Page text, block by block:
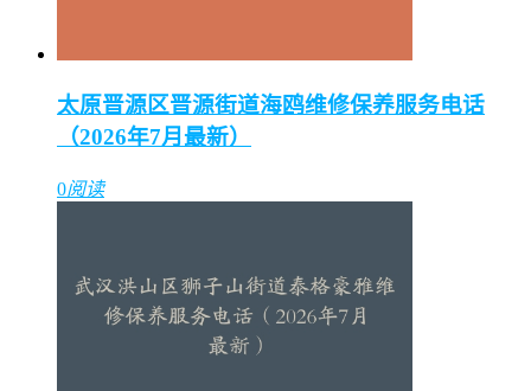
太原晋源区晋源街道海鸥维修保养服务电话
（2026年7月最新）
0阅读